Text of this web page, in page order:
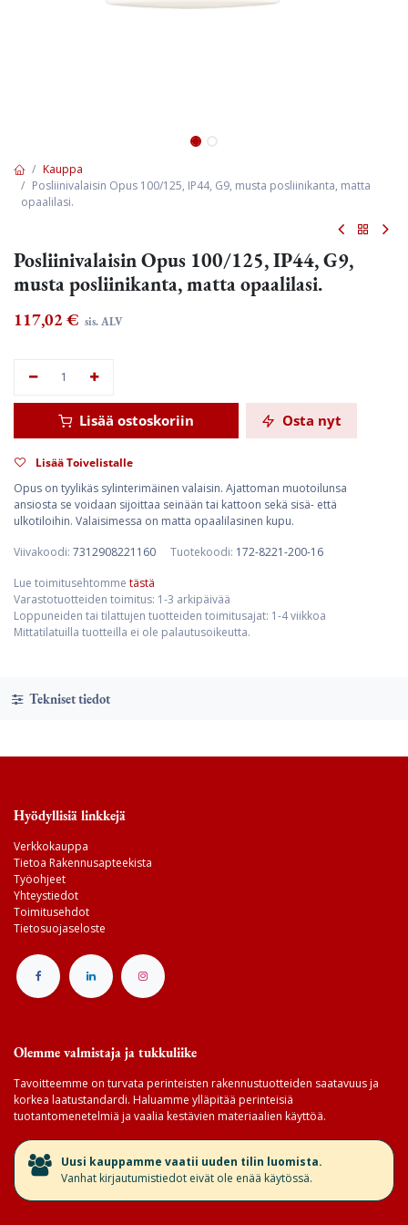
Kauppa
Posliinivalaisin Opus 100/125, IP44, G9, musta posliinikanta, matta
opaalilasi.
Posliinivalaisin Opus 100/125, IP44, G9,
musta posliinikanta, matta opaalilasi.
117,02€ sis. ALV
Lisää ostoskoriin Osta nyt
Lisää Toivelistalle
Opus on tyylikäs sylinterimäinen valaisin. Ajattoman muotoilunsa
ansiosta se voidaan sijoittaa seinään tai kattoon sekä sisä- että
ulkotiloihin. Valaisimessa on matta opaalilasinen kupu.
Viivakoodi: 7312908221160 Tuotekoodi: 172-8221-200-16
Lue toimitusehtomme tästä
Varastotuotteiden toimitus: 1-3 arkipäivää
Loppuneiden tai tilattujen tuotteiden toimitusajat: 1-4 viikkoa
Mittatilatuilla tuotteilla ei ole palautusoikeutta.
Tekniset tiedot
Hyödyllisiä linkkejä
Verkkokauppa
Tietoa Rakennusapteekista
Työohjeet
Yhteystiedot
Toimitusehdot
Tietosuojaseloste
Olemme valmistaja ja tukkuliike
Tavoitteemme on turvata perinteisten rakennustuotteiden saatavuus ja
korkea laatustandardi. Haluamme ylläpitää perinteisiä
tuotantomenetelmiä ja vaalia kestävien materiaalien käyttöä.
​Uusi kauppamme vaatii uuden tilin luomista.
Vanhat kirjautumistiedot eivät ole enää käytössä.